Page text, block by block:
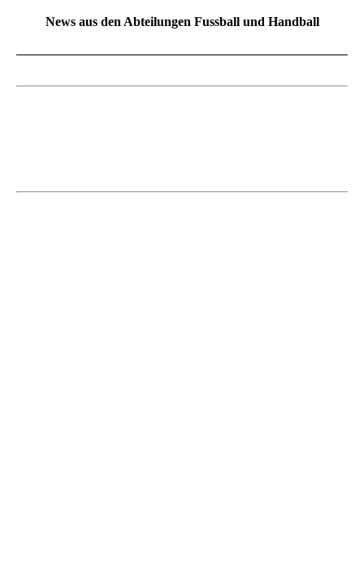
News aus den Abteilungen Fussball und Handball